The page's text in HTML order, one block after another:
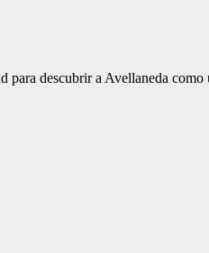
para descubrir a Avellaneda